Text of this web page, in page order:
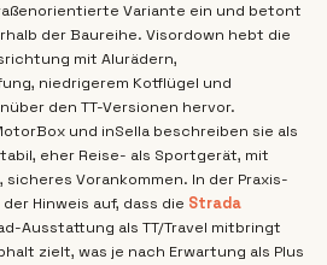
Variante ein und betont
der Baureihe. Visordown hebt die
mit Alurädern,
niedrigerem Kotflügel und
den TT-Versionen hervor.
und inSella beschreiben sie als
eher Reise- als Sportgerät, mit
Vorankommen. In der Praxis-
Hinweis auf, dass die Strada
Ausstattung als TT/Travel mitbringt
zielt, was je nach Erwartung als Plus